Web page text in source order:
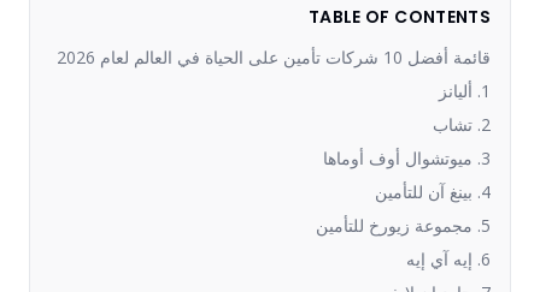
TABLE OF CONTENTS
قائمة أفضل 10 شركات تأمين على الحياة في العالم لعام 2026
1. أليانز
2. تشاب
3. ميوتشوال أوف أوماها
4. بينغ آن للتأمين
5. مجموعة زيورخ للتأمين
6. إيه آي إيه